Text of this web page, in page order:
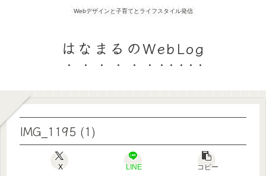
Webデザインと子育てとライフスタイル発信
はなまるのWebLog
IMG_1195 (1)
X LINE コピー